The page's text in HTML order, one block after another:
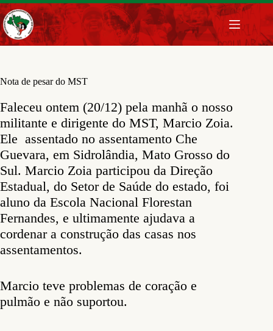
Pular
para
o
conteúdo
Nota de pesar do MST
Faleceu ontem (20/12) pela manhã o nosso
militante e dirigente do MST, Marcio Zoia.
Ele assentado no assentamento Che
Guevara, em Sidrolândia, Mato Grosso do
Sul. Marcio Zoia participou da Direção
Estadual, do Setor de Saúde do estado, foi
aluno da Escola Nacional Florestan
Fernandes, e ultimamente ajudava a
cordenar a construção das casas nos
assentamentos.
Marcio teve problemas de coração e
pulmão e não suportou.